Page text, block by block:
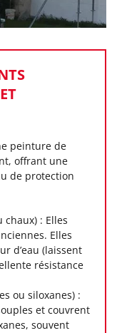
peinture de
offrant une
de protection
: Elles
Elles
d’eau (laissent
résistance
ou siloxanes) :
et couvrent
souvent